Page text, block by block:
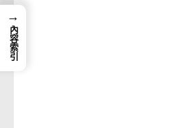
→
內容索引